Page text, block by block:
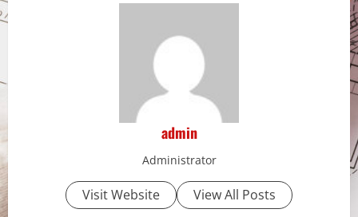
admin
Administrator
Visit Website View All Posts